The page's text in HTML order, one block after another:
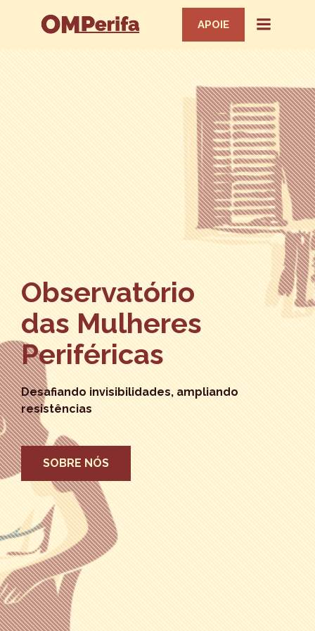
APOIE
Observatório
das Mulheres
Periféricas
Desafiando invisibilidades, ampliando
resistências
SOBRE NÓS